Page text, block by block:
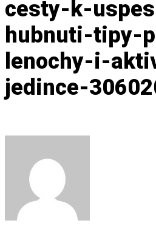
cesty-k-
hubnuti-tipy-
lenochy-i-
jedince-